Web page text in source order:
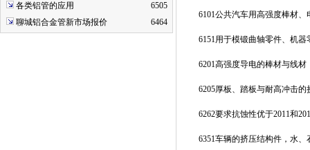
各类铝管的应用
6505
聊城铝合金管新市场报价
6464
6101公共汽车用高强度棒材、
6151用于模锻曲轴零件、机器
6201高强度导电的棒材与线材
6205厚板、踏板与耐高冲击的
6262要求抗蚀性优于2011和
6351车辆的挤压结构件，水、